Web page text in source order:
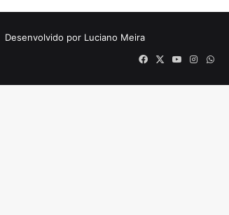
Desenvolvido por Luciano Meira
Facebook
X YouTube